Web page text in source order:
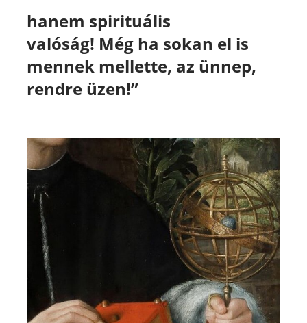
hanem spirituális
valóság! Még ha sokan el is
mennek mellette, az ünnep,
rendre üzen!”